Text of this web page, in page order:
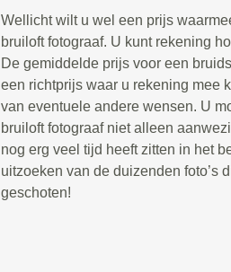
Wellicht wilt u wel een prijs
bruiloft fotograaf. U kunt rekening
De gemiddelde prijs voor een
een richtprijs waar u rekening mee
van eventuele andere wensen. U
bruiloft fotograaf niet alleen
nog erg veel tijd heeft zitten in het
uitzoeken van de duizenden foto’s
geschoten!